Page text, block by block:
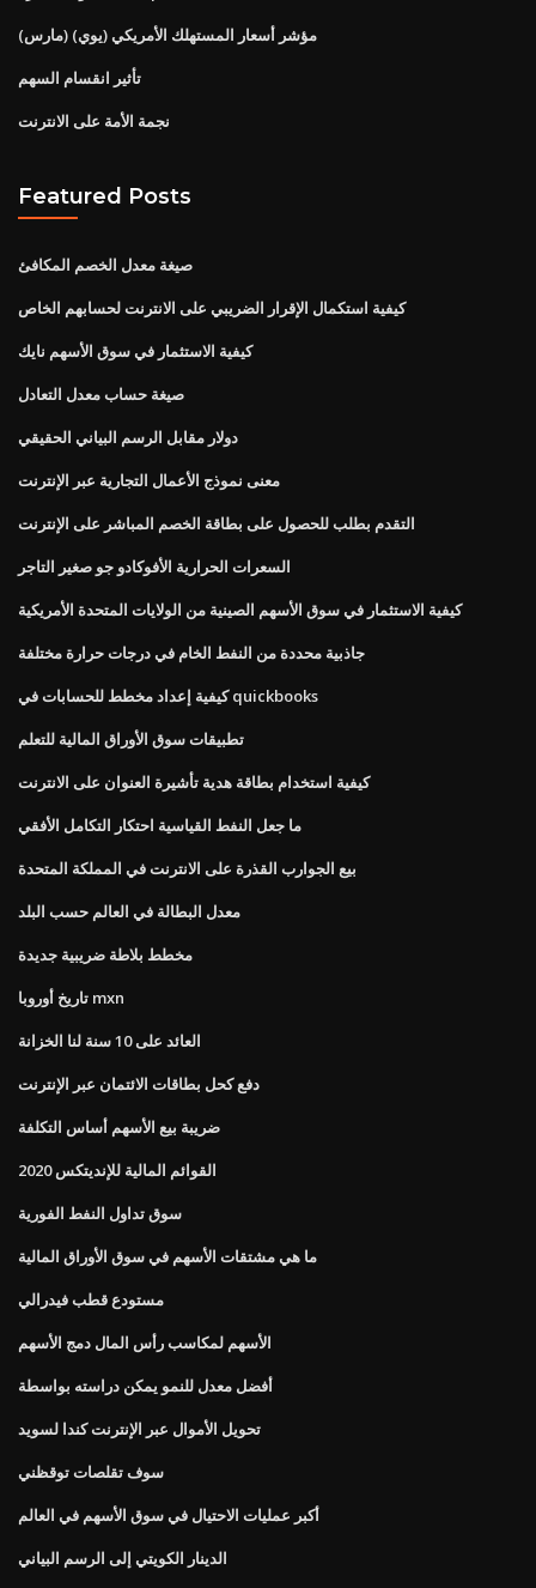
مؤشر أسعار المستهلك الأمريكي (يوي) (مارس)
تأثير انقسام السهم
نجمة الأمة على الانترنت
Featured Posts
صيغة معدل الخصم المكافئ
كيفية استكمال الإقرار الضريبي على الانترنت لحسابهم الخاص
كيفية الاستثمار في سوق الأسهم نايك
صيغة حساب معدل التعادل
دولار مقابل الرسم البياني الحقيقي
معنى نموذج الأعمال التجارية عبر الإنترنت
التقدم بطلب للحصول على بطاقة الخصم المباشر على الإنترنت
السعرات الحرارية الأفوكادو جو صغير التاجر
كيفية الاستثمار في سوق الأسهم الصينية من الولايات المتحدة الأمريكية
جاذبية محددة من النفط الخام في درجات حرارة مختلفة
كيفية إعداد مخطط للحسابات في quickbooks
تطبيقات سوق الأوراق المالية للتعلم
كيفية استخدام بطاقة هدية تأشيرة العنوان على الانترنت
ما جعل النفط القياسية احتكار التكامل الأفقي
بيع الجوارب القذرة على الانترنت في المملكة المتحدة
معدل البطالة في العالم حسب البلد
مخطط بلاطة ضريبية جديدة
تاريخ أوروبا mxn
العائد على 10 سنة لنا الخزانة
دفع كحل بطاقات الائتمان عبر الإنترنت
ضريبة بيع الأسهم أساس التكلفة
القوائم المالية للإنديتكس 2020
سوق تداول النفط الفورية
ما هي مشتقات الأسهم في سوق الأوراق المالية
مستودع قطب فيدرالي
الأسهم لمكاسب رأس المال دمج الأسهم
أفضل معدل للنمو يمكن دراسته بواسطة
تحويل الأموال عبر الإنترنت كندا لسويد
سوف تقلصات توقظني
أكبر عمليات الاحتيال في سوق الأسهم في العالم
الدينار الكويتي إلى الرسم البياني